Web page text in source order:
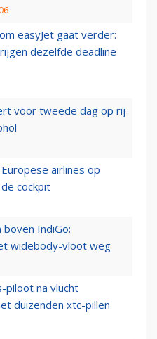
easyJet gaat verder:
dezelfde deadline
voor tweede dag op rij
airlines op
cockpit
IndiGo:
widebody-vloot weg
piloot na vlucht
duizenden xtc-pillen